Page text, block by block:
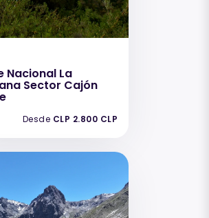
Nacional La
Sector Cajón
Desde CLP 2.800 CLP